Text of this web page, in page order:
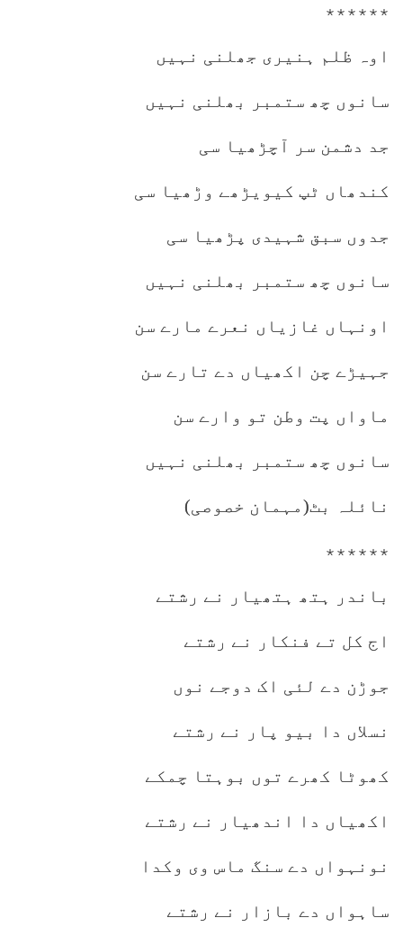
٭٭٭٭٭٭
اوہ ظلم ہنیری جھلنی نہیں
سانوں چھ ستمبر بھلنی نہیں
جد دشمن سر آچڑھیا سی
کندھاں ٹپ کیویڑھے وڑھیا سی
جدوں سبق شہیدی پڑھیا سی
سانوں چھ ستمبر بھلنی نہیں
اونہاں غازیاں نعرے مارے سن
جہیڑے چن اکھیاں دے تارے سن
ماواں پت وطن تو وارے سن
سانوں چھ ستمبر بھلنی نہیں
نائلہ بٹ(مہمان خصوصی)
٭٭٭٭٭٭
باندر ہتھ ہتھیار نے رشتے
اج کل تے فنکار نے رشتے
جوڑن دے لئی اک دوجے نوں
نسلاں دا بیو پار نے رشتے
کھوٹا کھرے توں بوہتا چمکے
اکھیاں دا اندھیار نے رشتے
نونہواں دے سنگ ماس وی وکدا
ساہواں دے بازار نے رشتے